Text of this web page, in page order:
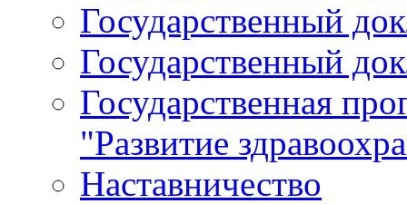
Государственный
Государственный
Государственная
"Развитие
Наставничество